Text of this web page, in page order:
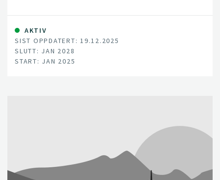
AKTIV
SIST OPPDATERT: 19.12.2025
SLUTT: JAN 2028
START: JAN 2025